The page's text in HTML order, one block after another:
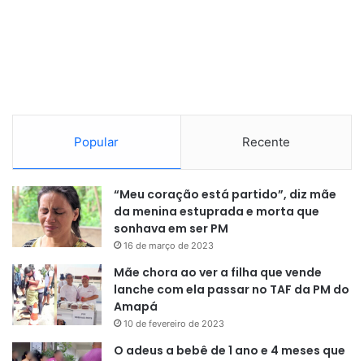
Popular Recente
“Meu coração está partido”, diz mãe
da menina estuprada e morta que
sonhava em ser PM
16 de março de 2023
Mãe chora ao ver a filha que vende
lanche com ela passar no TAF da PM do
Amapá
10 de fevereiro de 2023
O adeus a bebê de 1 ano e 4 meses que